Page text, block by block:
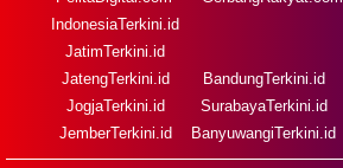
IndonesiaTerkini.id
JatimTerkini.id
JatengTerkini.id
JogjaTerkini.id
JemberTerkini.id
BandungTerkini.id
SurabayaTerkini.id
BanyuwangiTerkini.id